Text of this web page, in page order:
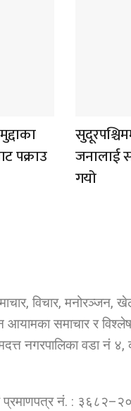
पक्राउ
जनालाई
गयो
विचार, मनोरञ्जन,
आयामका समाचार र
नगरपालिका वडा नं
प्रमाणपत्र नं. :